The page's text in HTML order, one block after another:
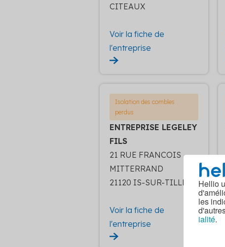
Hellio
les
ialité.
CITEAUX
Voir la fiche de
l'entreprise
Isolation des combles
perdus
ENTREPRISE LEGELEY
FILS
21 RUE FRANCOIS
MITTERRAND
21120 IS-SUR-TILLE
Voir la fiche de
l'entreprise